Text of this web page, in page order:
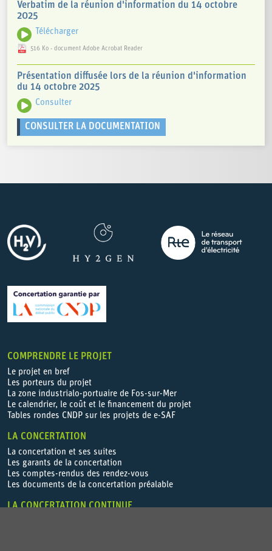
Verbatim de la réunion d'information du 14 octobre
2025
Télécharger
516 Ko - document Adobe Acrobat Reader
Présentation diffusée lors de la réunion d'information
du 14 octobre 2025
Consulter
CONSULTER LA DOCUMENTATION
COMPRENDRE LE PROJET
Le projet en bref
Les porteurs du projet
La zone industrialo-portuaire de Fos-sur-Mer
Le calendrier, le coût et le financement du projet
Tables rondes CNDP sur les projets de e-SAF
LA CONCERTATION
La concertation et ses suites
Les garants de la concertation
Les comptes-rendus des rendez-vous
Les documents de la concertation préalable
LA CONCERTATION CONTINUE